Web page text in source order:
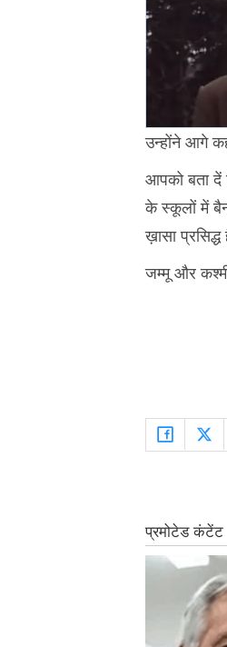
उन्होंने आगे
आपको बता दें
के स्कूलों में
ख़ासा प्रसिद्ध
जम्मू और